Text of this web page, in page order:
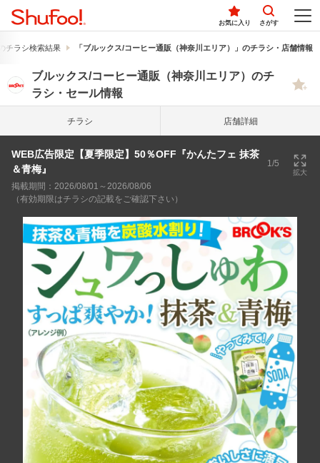
お気に入り さがす
チラシ検索結果 「ブルックス/コーヒー通販（神奈川エリア）」のチラシ・店舗情報
ブルックス/コーヒー通販（神奈川エリア）のチ
ラシ・セール情報
チラシ 店舗詳細
WEB広告限定【夏季限定】50％OFF『かんたフェ 抹茶
＆青梅』
1/5
拡大
掲載期間：2026/08/01～2026/08/06
（有効期限はチラシの記載をご確認下さい）